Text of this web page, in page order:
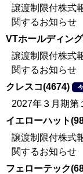
譲渡制限付株式
関するお知らせ
VTホールディン
譲渡制限付株式
関するお知らせ
クレスコ(4674)
2027年３月期第
イエローハット
譲渡制限付株式
関するお知らせ
フェローテック